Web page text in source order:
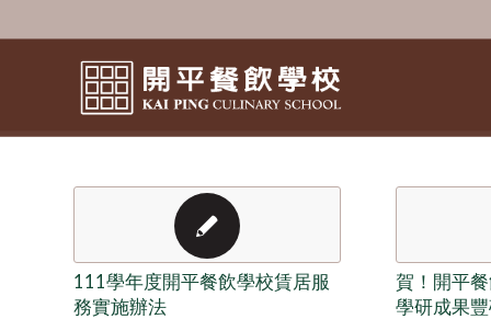
111學年度開平餐飲學校賃居服
務實施辦法
賀！開平
學研成果